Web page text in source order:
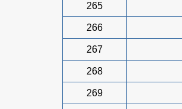
265
266
267
268
269